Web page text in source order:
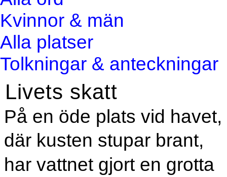
Kvinnor & män
Alla platser
Tolkningar & anteckningar
Livets skatt
På en öde plats vid havet,
där kusten stupar brant,
har vattnet gjort en grotta